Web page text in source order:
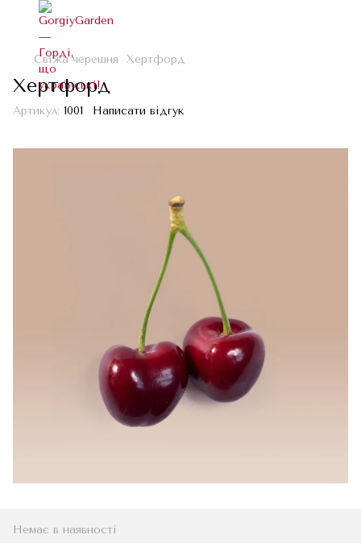
Свіжа черешня Хертфорд
Хертфорд
Артикул: 1001 Написати відгук
Немає в наявності